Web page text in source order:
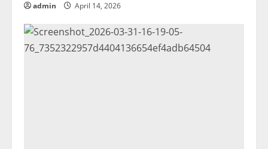
admin April 14, 2026